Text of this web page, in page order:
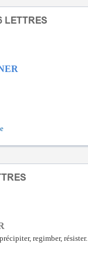
regimber, résister.